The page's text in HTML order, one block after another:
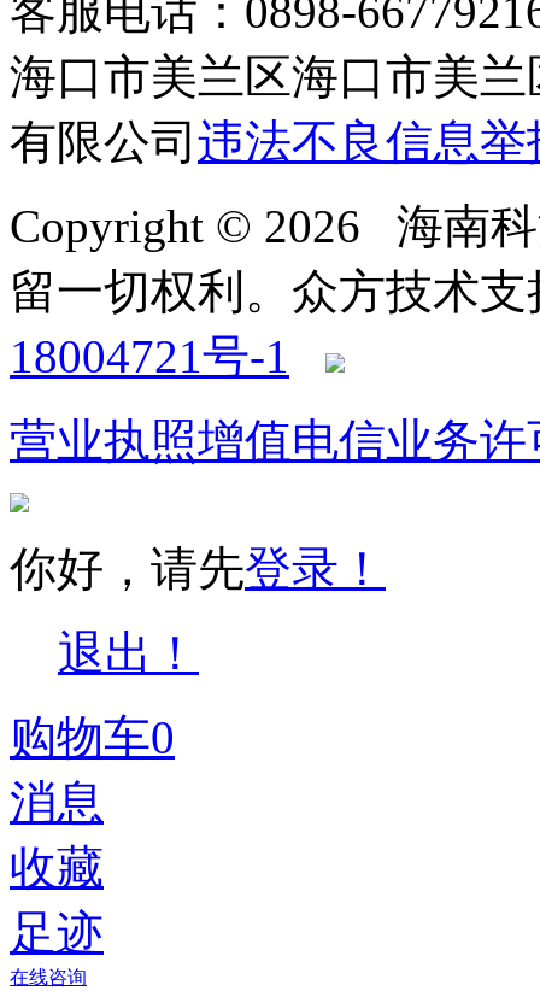
客服电话：0898-
海口市美兰区海口市美
有限公司 违法不良信息举
Copyright © 2026 海南
留一切权利。 众方技术支
18004721号-1
营业执照增值电信业务许
你好，请先登录！
退出！
购物车0
消息
收藏
足迹
在线咨询